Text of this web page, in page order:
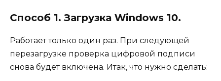
Способ 1. Загрузка Windows 10.
Работает только один раз. При следующей
перезагрузке проверка цифровой подписи
снова будет включена. Итак, что нужно сделать: